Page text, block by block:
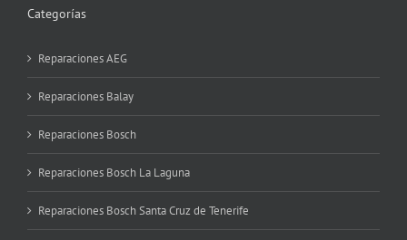
Categorías
Reparaciones AEG
Reparaciones Balay
Reparaciones Bosch
Reparaciones Bosch La Laguna
Reparaciones Bosch Santa Cruz de Tenerife